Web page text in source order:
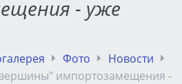
- уже
Фото
Новости
импортозамещения -